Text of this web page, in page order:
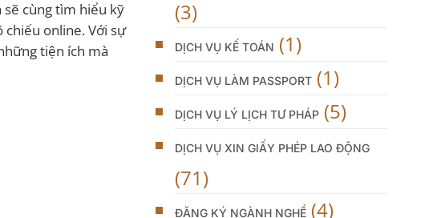
cùng tìm hiểu kỹ
chiếu online. Với sự
tiện ích mà
(3)
DỊCH VỤ KẾ TOÁN (1)
DỊCH VỤ LÀM PASSPORT (1)
DỊCH VỤ LÝ LỊCH TƯ PHÁP (5)
DỊCH VỤ XIN GIẤY PHÉP LAO ĐỘNG
(71)
ĐĂNG KÝ NGÀNH NGHỀ (4)